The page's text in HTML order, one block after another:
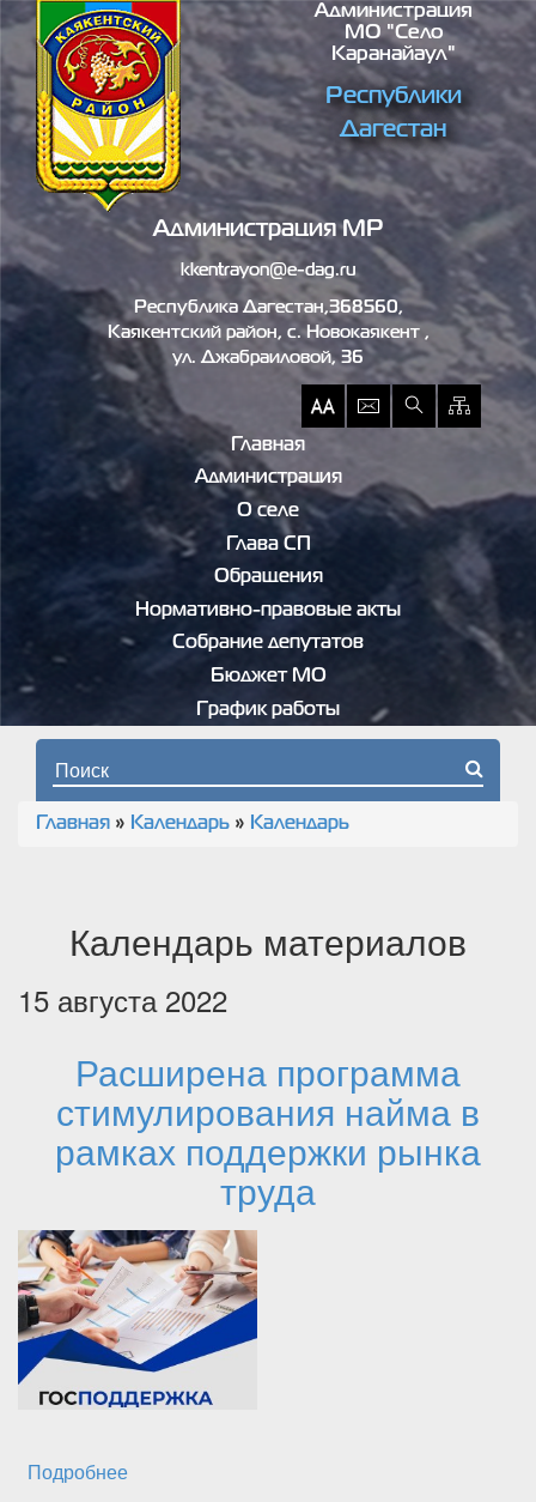
Перейти к основному содержаниюАдминистрация
МО "село
Каранайаул"
Республики
Дагестан
Администрация МР
kkentrayon@e-dag.ru
Республика Дагестан,368560,
Каякентский район, c. Новокаякент ,
ул. Джабраиловой, 36
Главная
Администрация
О селе
Глава СП
Обращения
Нормативно-правовые акты
Собрание депутатов
Бюджет МО
График работы
Форма поиска
Вы здесь
Главная » Календарь » Календарь
Календарь материалов
15 августа 2022
Расширена программа
стимулирования найма в
рамках поддержки рынка
труда
Подробнее